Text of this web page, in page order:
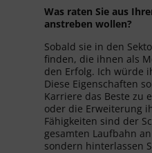
Was raten Sie aus
anstreben wollen?
Sobald sie in den
finden, die ihnen als
den Erfolg. Ich würde
Diese Eigenschaften
Karriere das Beste zu
oder die Erweiterung
Fähigkeiten sind der
gesamten Laufbahn
sondern hinterlassen